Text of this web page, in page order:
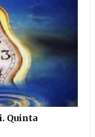
Quinta